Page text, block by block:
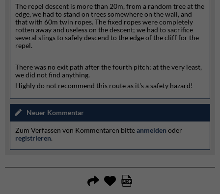
The repel descent is more than 20m, from a random tree at the
edge, we had to stand on trees somewhere on the wall, and
that with 60m twin ropes. The fixed ropes were completely
rotten away and useless on the descent; we had to sacrifice
several slings to safely descend to the edge of the cliff for the
repel.
There was no exit path after the fourth pitch; at the very least,
we did not find anything.
Highly do not recommend this route as it's a safety hazard!
Neuer Kommentar
Zum Verfassen von Kommentaren bitteanmelden oder
registrieren.